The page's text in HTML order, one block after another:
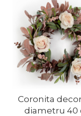
Coronita
diametru 40